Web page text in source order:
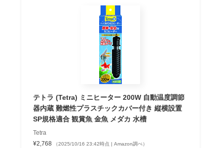
テトラ (Tetra) ミニヒーター 200W 自動温度調節
器内蔵 難燃性プラスチックカバー付き 縦横設置
SP規格適合 観賞魚 金魚 メダカ 水槽
Tetra
¥2,768
（2025/10/16 23:42時点 | Amazon調べ）